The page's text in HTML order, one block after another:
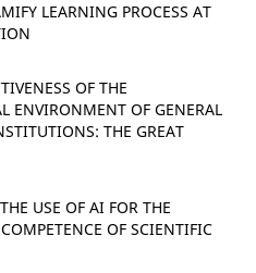
LEARNING PROCESS AT
OF THE
ENVIRONMENT OF GENERAL
THE GREAT
USE OF AI FOR THE
OF SCIENTIFIC